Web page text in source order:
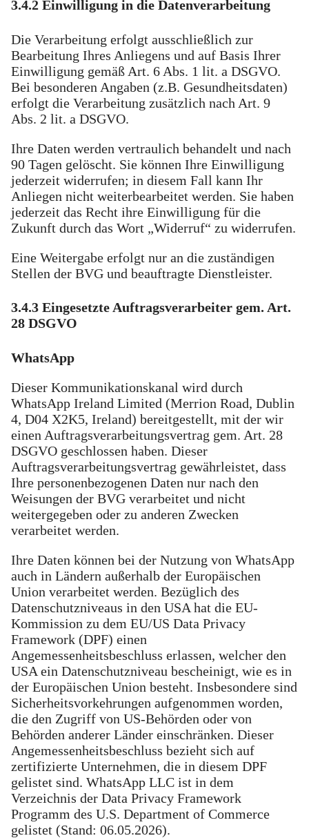
3.4.2 Einwilligung in die Datenverarbeitung
Die Verarbeitung erfolgt ausschließlich zur
Bearbeitung Ihres Anliegens und auf Basis Ihrer
Einwilligung gemäß Art. 6 Abs. 1 lit. a DSGVO.
Bei besonderen Angaben (z.B. Gesundheitsdaten)
erfolgt die Verarbeitung zusätzlich nach Art. 9
Abs. 2 lit. a DSGVO.
Ihre Daten werden vertraulich behandelt und nach
90 Tagen gelöscht. Sie können Ihre Einwilligung
jederzeit widerrufen; in diesem Fall kann Ihr
Anliegen nicht weiterbearbeitet werden. Sie haben
jederzeit das Recht ihre Einwilligung für die
Zukunft durch das Wort „Widerruf“ zu widerrufen.
Eine Weitergabe erfolgt nur an die zuständigen
Stellen der BVG und beauftragte Dienstleister.
3.4.3 Eingesetzte Auftragsverarbeiter gem. Art.
28 DSGVO
WhatsApp
Dieser Kommunikationskanal wird durch
WhatsApp Ireland Limited (Merrion Road, Dublin
4, D04 X2K5, Ireland) bereitgestellt, mit der wir
einen Auftragsverarbeitungsvertrag gem. Art. 28
DSGVO geschlossen haben. Dieser
Auftragsverarbeitungsvertrag gewährleistet, dass
Ihre personenbezogenen Daten nur nach den
Weisungen der BVG verarbeitet und nicht
weitergegeben oder zu anderen Zwecken
verarbeitet werden.
Ihre Daten können bei der Nutzung von WhatsApp
auch in Ländern außerhalb der Europäischen
Union verarbeitet werden. Bezüglich des
Datenschutzniveaus in den USA hat die EU-
Kommission zu dem EU/US Data Privacy
Framework (DPF) einen
Angemessenheitsbeschluss erlassen, welcher den
USA ein Datenschutzniveau bescheinigt, wie es in
der Europäischen Union besteht. Insbesondere sind
Sicherheitsvorkehrungen aufgenommen worden,
die den Zugriff von US-Behörden oder von
Behörden anderer Länder einschränken. Dieser
Angemessenheitsbeschluss bezieht sich auf
zertifizierte Unternehmen, die in diesem DPF
gelistet sind. WhatsApp LLC ist in dem
Verzeichnis der Data Privacy Framework
Programm des U.S. Department of Commerce
gelistet (Stand: 06.05.2026).